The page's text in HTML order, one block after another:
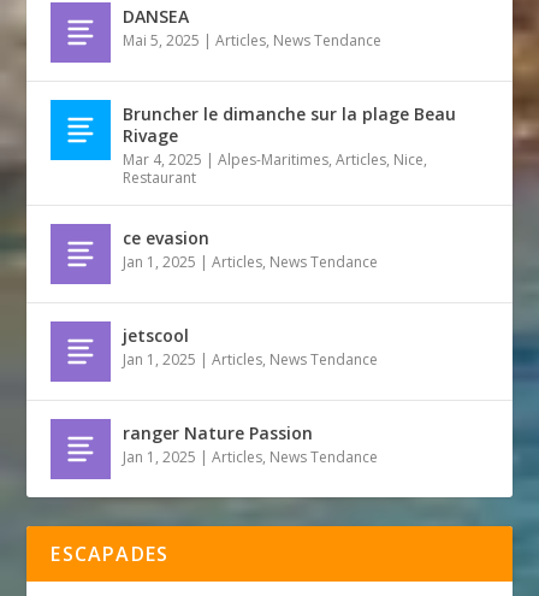
DANSEA
Mai 5, 2025 |Articles, News Tendance
Bruncher le dimanche sur la plage Beau
Rivage
Mar 4, 2025 |Alpes-Maritimes,Articles, Nice,
Restaurant
ce evasion
Jan 1, 2025 |Articles, News Tendance
jetscool
Jan 1, 2025 |Articles, News Tendance
ranger Nature Passion
Jan 1, 2025 |Articles, News Tendance
ESCAPADES